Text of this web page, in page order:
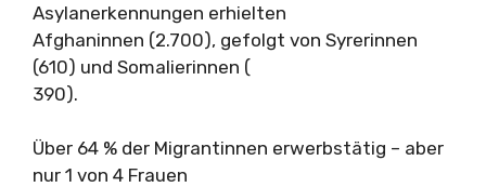
Asylanerkennungen erhielten
Afghaninnen (2.700), gefolgt von Syrerinnen
(610) und Somalierinnen (
390).
Über 64 % der Migrantinnen erwerbstätig – aber
nur 1 von 4 Frauen